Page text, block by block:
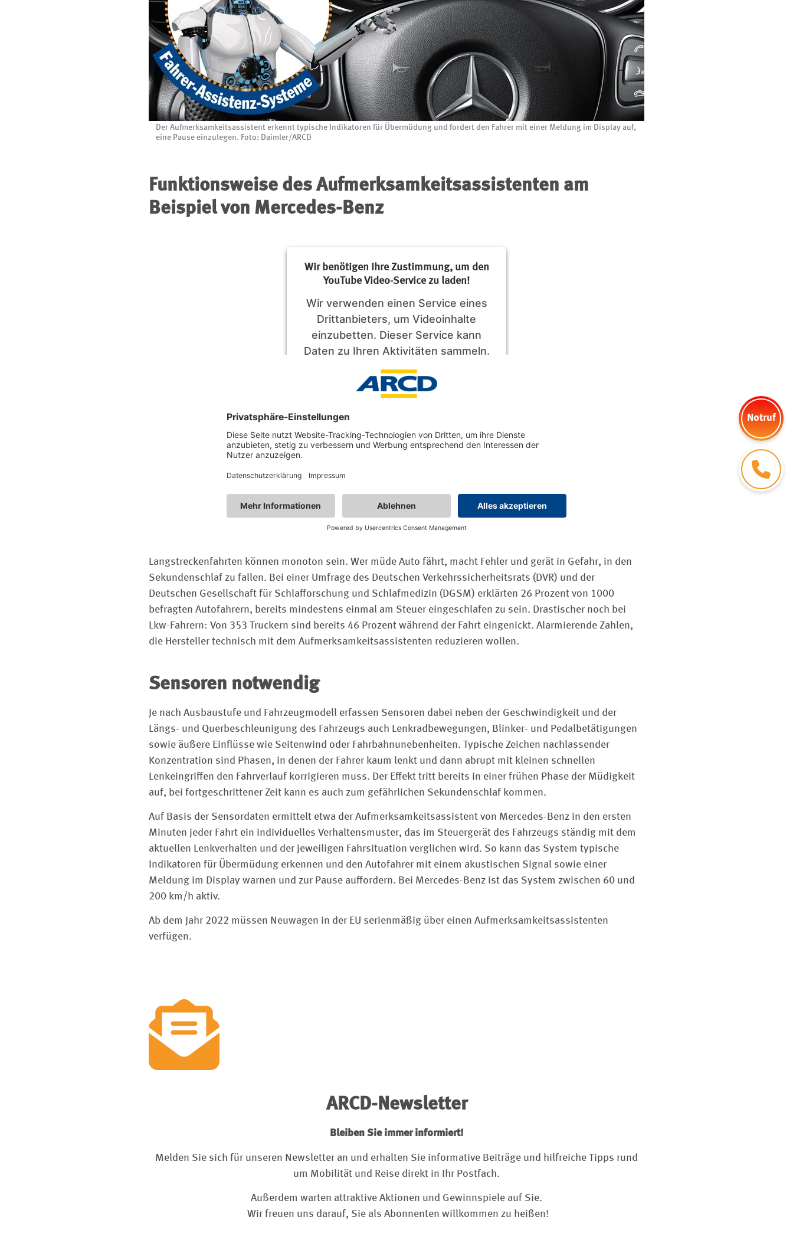
Der Aufmerksamkeitsassistent erkennt typische Indikatoren für Übermüdung und fordert den Fahrer mit einer Meldung im Display auf,
eine Pause einzulegen. Foto: Daimler/ARCD
Funktionsweise des Aufmerksamkeitsassistenten am
Beispiel von Mercedes-Benz
Wir benötigen Ihre Zustimmung, um den
YouTube Video-Service zu laden!
Wir verwenden einen Service eines
Drittanbieters, um Videoinhalte
einzubetten. Dieser Service kann
Daten zu Ihren Aktivitäten sammeln.
Bitte lesen Sie die Details durch und
stimmen Sie der Nutzung des
Service zu, um dieses Video
Mehr Informationen
Usercentrics Consent Management Platform
Langstreckenfahrten können monoton sein. Wer müde Auto fährt, macht Fehler und gerät in Gefahr, in den
Sekundenschlaf zu fallen. Bei einer Umfrage des Deutschen Verkehrssicherheitsrats (DVR) und der
Deutschen Gesellschaft für Schlafforschung und Schlafmedizin (DGSM) erklärten 26 Prozent von 1000
befragten Autofahrern, bereits mindestens einmal am Steuer eingeschlafen zu sein. Drastischer noch bei
Lkw-Fahrern: Von 353 Truckern sind bereits 46 Prozent während der Fahrt eingenickt. Alarmierende Zahlen,
die Hersteller technisch mit dem Aufmerksamkeitsassistenten reduzieren wollen.
Sensoren notwendig
Je nach Ausbaustufe und Fahrzeugmodell erfassen Sensoren dabei neben der Geschwindigkeit und der
Längs- und Querbeschleunigung des Fahrzeugs auch Lenkradbewegungen, Blinker- und Pedalbetätigungen
sowie äußere Einflüsse wie Seitenwind oder Fahrbahnunebenheiten. Typische Zeichen nachlassender
Konzentration sind Phasen, in denen der Fahrer kaum lenkt und dann abrupt mit kleinen schnellen
Lenkeingriffen den Fahrverlauf korrigieren muss. Der Effekt tritt bereits in einer frühen Phase der Müdigkeit
auf, bei fortgeschrittener Zeit kann es auch zum gefährlichen Sekundenschlaf kommen.
Auf Basis der Sensordaten ermittelt etwa der Aufmerksamkeitsassistent von Mercedes-Benz in den ersten
Minuten jeder Fahrt ein individuelles Verhaltensmuster, das im Steuergerät des Fahrzeugs ständig mit dem
aktuellen Lenkverhalten und der jeweiligen Fahrsituation verglichen wird. So kann das System typische
Indikatoren für Übermüdung erkennen und den Autofahrer mit einem akustischen Signal sowie einer
Meldung im Display warnen und zur Pause auffordern. Bei Mercedes-Benz ist das System zwischen 60 und
200 km/h aktiv.
Ab dem Jahr 2022 müssen Neuwagen in der EU serienmäßig über einen Aufmerksamkeitsassistenten
verfügen.
ARCD-Newsletter
Bleiben Sie immer informiert!
Melden Sie sich für unseren Newsletter an und erhalten Sie informative Beiträge und hilfreiche Tipps rund
um Mobilität und Reise direkt in Ihr Postfach.
Außerdem warten attraktive Aktionen und Gewinnspiele auf Sie.
Wir freuen uns darauf, Sie als Abonnenten willkommen zu heißen!
Notruf
Kontakt